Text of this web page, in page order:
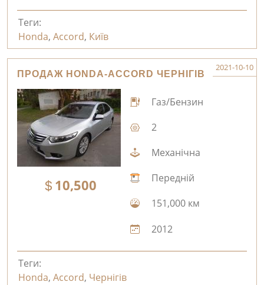
Теги:
Honda, Accord, Київ
ПРОДАЖ HONDA-ACCORD ЧЕРНІГІВ
2021-10-10
10,500
Газ/Бензин
2
Механічна
Передній
151,000 км
2012
Теги:
Honda, Accord, Чернігів